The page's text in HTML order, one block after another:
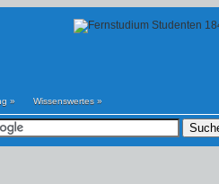
» Wissenswertes »